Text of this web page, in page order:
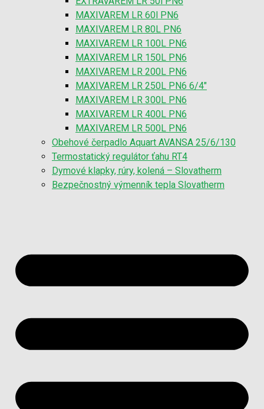
MAXIVAREM LR 60l PN6
MAXIVAREM LR 80L PN6
MAXIVAREM LR 100L PN6
MAXIVAREM LR 150L PN6
MAXIVAREM LR 200L PN6
MAXIVAREM LR 250L PN6 6/4″
MAXIVAREM LR 300L PN6
MAXIVAREM LR 400L PN6
MAXIVAREM LR 500L PN6
Obehové čerpadlo Aquart AVANSA 25/6/130
Termostatický regulátor ťahu RT4
Dymové klapky, rúry, kolená – Slovatherm
Bezpečnostný výmenník tepla Slovatherm